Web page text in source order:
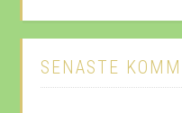
SENASTE